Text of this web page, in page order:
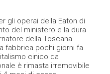
gli operai della Eaton di
del ministero e la dura
della Toscana
fabbrica pochi giorni fa
cinico da
è rimasta irremovibile